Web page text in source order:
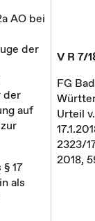
AO bei
der
der
auf
17
als
V R 7/
FG
Urteil v.
2323/
2018,